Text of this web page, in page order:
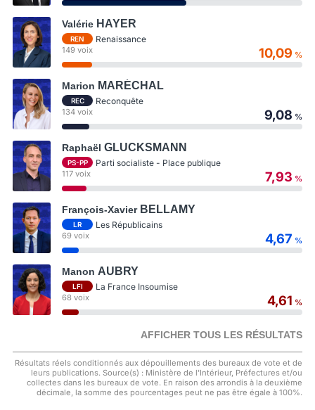
Valérie HAYER
REN Renaissance
149 voix 10,09 %
Marion MARÉCHAL
REC Reconquête
134 voix 9,08 %
Raphaël GLUCKSMANN
PS-PP Parti socialiste - Place publique
117 voix 7,93 %
François-Xavier BELLAMY
LR Les Républicains
69 voix 4,67 %
Manon AUBRY
LFI La France Insoumise
68 voix 4,61 %
AFFICHER TOUS LES RÉSULTATS
Résultats réels conditionnés aux dépouillements des bureaux de vote et de
leurs publications. Source(s) : Ministère de l'Intérieur, Préfectures et/ou
collectes dans les bureaux de vote. En raison des arrondis à la deuxième
décimale, la somme des pourcentages peut ne pas être égale à 100%.